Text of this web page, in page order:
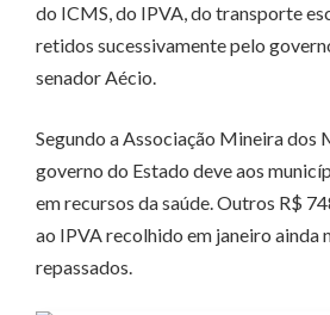
do ICMS, do IPVA, do transporte
retidos sucessivamente pelo
senador Aécio.
Segundo a Associação Mineira
governo do Estado deve aos
em recursos da saúde. Outros R$
ao IPVA recolhido em janeiro ainda
repassados.